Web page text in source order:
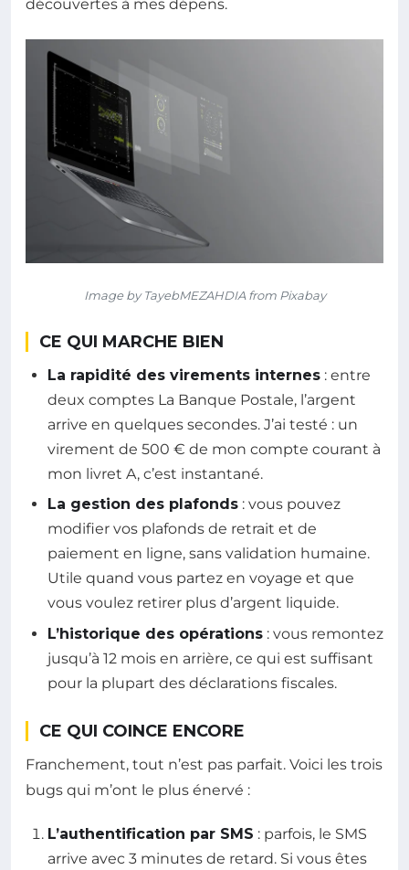
découvertes à mes dépens.
Image by TayebMEZAHDIA from Pixabay
CE QUI MARCHE BIEN
La rapidité des virements internes : entre
deux comptes La Banque Postale, l’argent
arrive en quelques secondes. J’ai testé : un
virement de 500 € de mon compte courant à
mon livret A, c’est instantané.
La gestion des plafonds : vous pouvez
modifier vos plafonds de retrait et de
paiement en ligne, sans validation humaine.
Utile quand vous partez en voyage et que
vous voulez retirer plus d’argent liquide.
L’historique des opérations : vous remontez
jusqu’à 12 mois en arrière, ce qui est suffisant
pour la plupart des déclarations fiscales.
CE QUI COINCE ENCORE
Franchement, tout n’est pas parfait. Voici les trois
bugs qui m’ont le plus énervé :
L’authentification par SMS : parfois, le SMS
arrive avec 3 minutes de retard. Si vous êtes